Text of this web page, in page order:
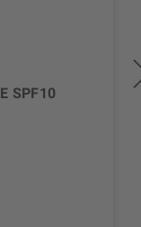
SPF10